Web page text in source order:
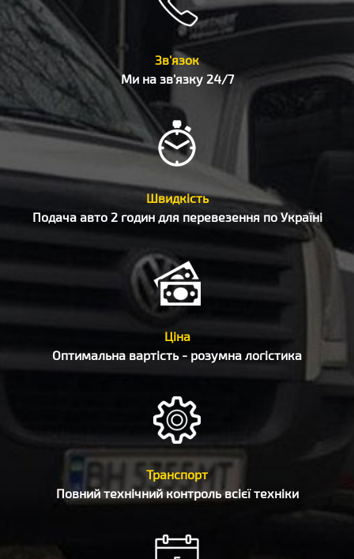
Зв'язок
Ми на зв'язку 24/7
Швидкість
Подача авто 2 годин для перевезення по Україні
Ціна
Оптимальна вартість - розумна логістика
Транспорт
Повний технічний контроль всієї техніки